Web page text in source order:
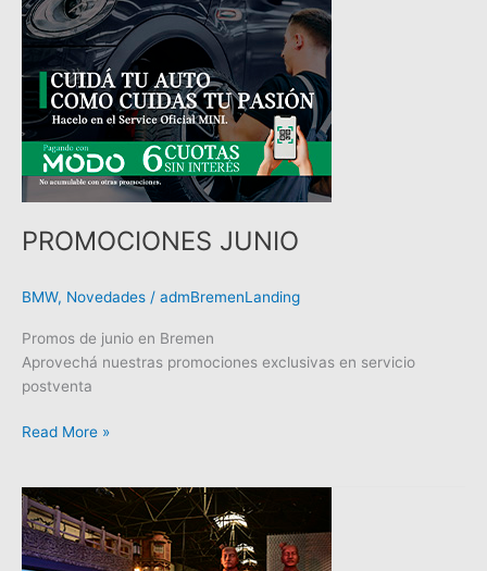
PROMOCIONES JUNIO
BMW, Novedades / admBremenLanding
Promos de junio en Bremen
Aprovechá nuestras promociones exclusivas en servicio
postventa
Read More »
LANZAMIENTO
SERIE
7